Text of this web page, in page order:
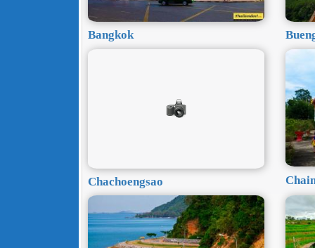
Bangkok
Chachoengsao